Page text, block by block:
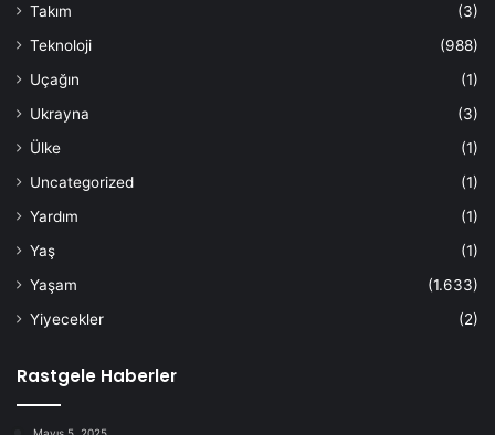
Takım
(3)
Teknoloji
(988)
Uçağın
(1)
Ukrayna
(3)
Ülke
(1)
Uncategorized
(1)
Yardım
(1)
Yaş
(1)
Yaşam
(1.633)
Yiyecekler
(2)
Rastgele Haberler